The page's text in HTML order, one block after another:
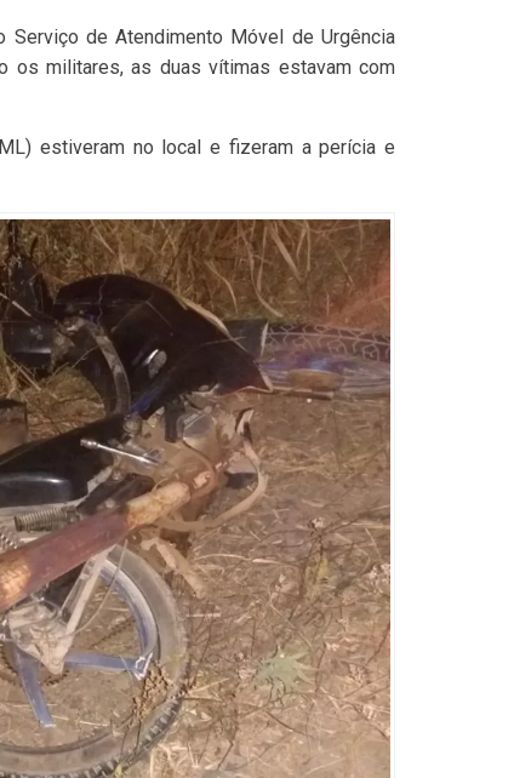
de Atendimento Móvel de Urgência
os militares, as duas vítimas estavam com
estiveram no local e fizeram a perícia e